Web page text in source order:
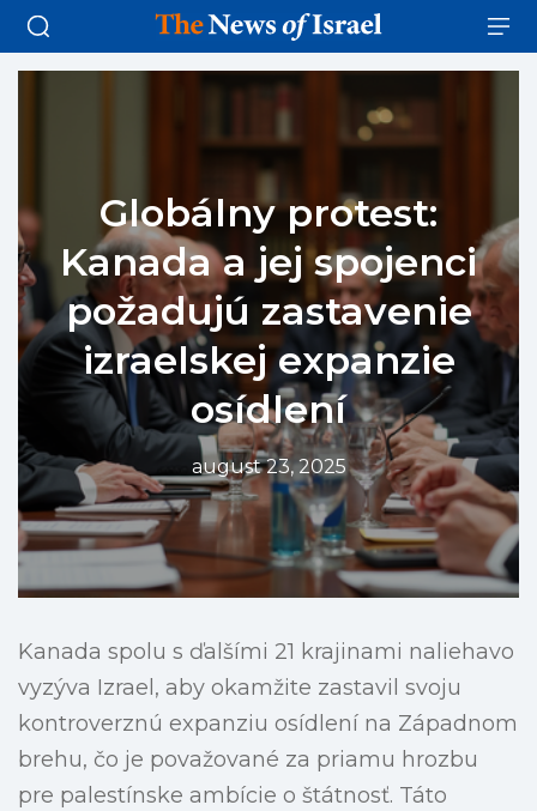
Globálny protest:
Kanada a jej spojenci
požadujú zastavenie
izraelskej expanzie
osídlení
august 23, 2025
Kanada spolu s ďalšími 21 krajinami naliehavo
vyzýva Izrael, aby okamžite zastavil svoju
kontroverznú expanziu osídlení na Západnom
brehu, čo je považované za priamu hrozbu
pre palestínske ambície o štátnosť. Táto